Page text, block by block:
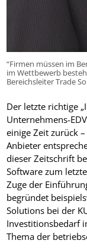
“Firmen müssen im
im Wettbewerb
Bereichsleiter Trade
Der letzte richtige
Unternehmens-
einige Zeit zurück
Anbieter
dieser Zeitschrift
Software zum
Zuge der
begründet
Solutions bei der
Investitionsbedarf
Thema der